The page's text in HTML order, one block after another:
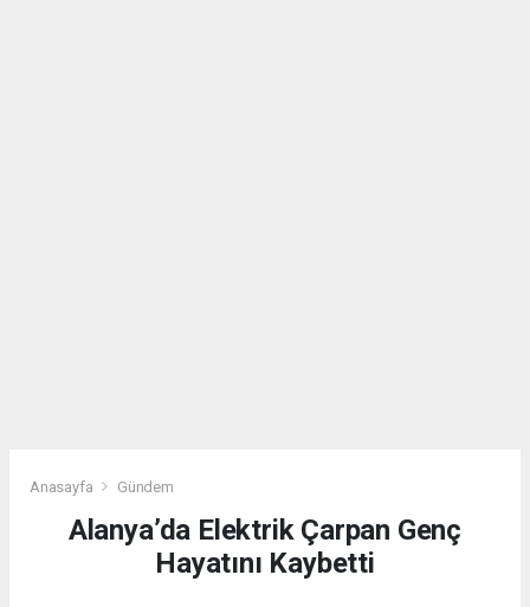
Anasayfa Gündem
Alanya’da Elektrik Çarpan Genç
Hayatını Kaybetti